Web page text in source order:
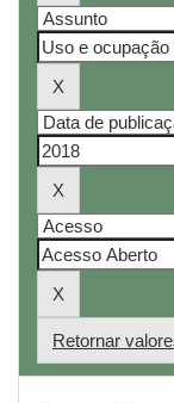
Retornar